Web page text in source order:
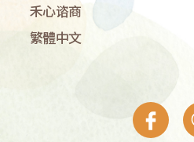
禾心谘商
繁體中文